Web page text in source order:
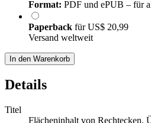
Format: PDF und ePUB – für
Paperback fürUS$ 20,99
Versand weltweit
In den Warenkorb
Details
Titel
Flächeninhalt von Rechtecken.